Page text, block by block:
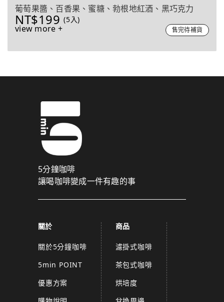
葡萄果醬、百香果、蜜糖、勃根地紅酒、黑巧克力
NT$199 (5入)
view more + 售完待補貨
5分鐘咖啡
讓喝咖啡變成一件有趣的事
關於
關於5分鐘咖啡
5min POINT
優惠方案
商品
濾掛式咖啡
茶包式咖啡
烘培度